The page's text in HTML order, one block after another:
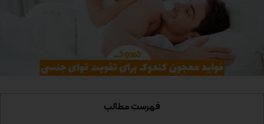
فهرست مطالب